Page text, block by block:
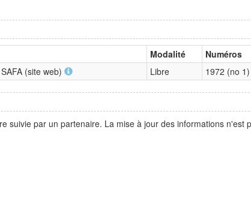
Modalité Numéros
(site web) Libre 1972 (no
suivie par un partenaire. La mise à jour des informations n'est